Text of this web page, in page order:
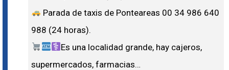
Parada de taxis de Ponteareas 00 34 986 640
988 (24 horas).
Es una localidad grande, hay cajeros,
supermercados, farmacias…